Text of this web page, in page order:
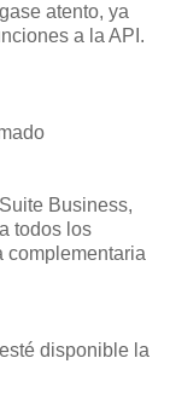
atento, ya
a la API.
Business,
todos los
complementaria
disponible la